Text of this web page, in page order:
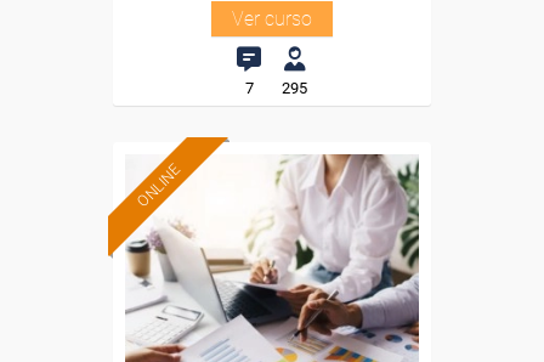
Ver curso
7 295
ONLINE
Formación 100%
subvencionada.
Para desempleados,
trabajadores y autónomos.